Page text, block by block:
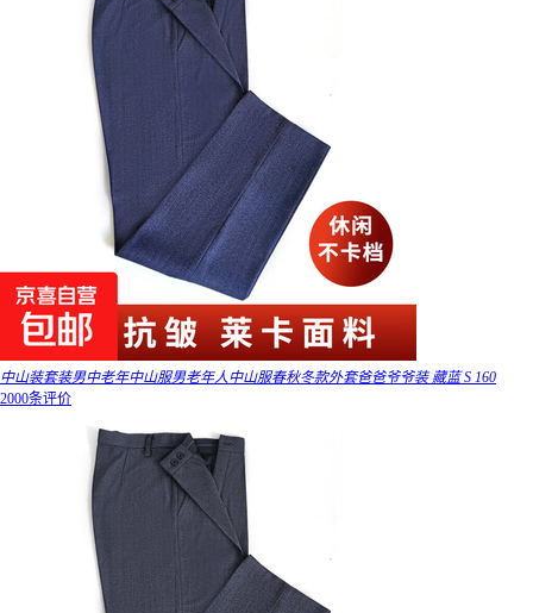
中山装套装男中老年中山服男老年人中山服春秋冬款外套爸爸爷爷装 藏蓝 S 160
2000条评价